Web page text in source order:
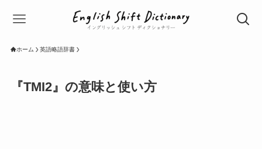
ホーム 英語略語辞書
『TMI2』の意味と使い方